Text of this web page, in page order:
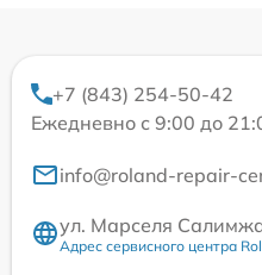
+7 (843) 254-50-42
Ежедневно с 9:00 до
info@roland-repair-
ул. Марселя
Адрес сервисного центра